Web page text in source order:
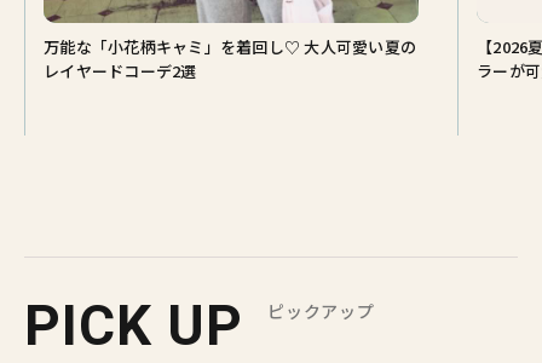
万能な「小花柄キャミ」を着回し♡ 大人可愛い夏の
レイヤードコーデ2選
【
ラーが
PICK UP ピックアップ